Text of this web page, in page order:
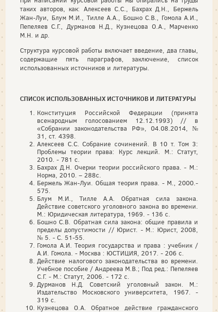
таких авторов, как: Алексеев С.С., Бахрах Д.Н., Бержель
Жан-Луи, Блум М.И., Тилле А.А., Бошно С.В., Гомола А.И.,
Пепеляев С.Г., Дурманов Н.Д., Кузнецова О.А., Марченко
М.Н. и др.
Структура курсовой работы включает введение, два главы,
содержащие пять параграфов, заключение, список
использованных источников и литературы.
СПИСОК ИСПОЛЬЗОВАННЫХ ИСТОЧНИКОВ И ЛИТЕРАТУРЫ
Конституция Российской Федерации (принята
всенародным голосованием 12.12.1993) // в
«Собрании законодательства РФ», 04.08.2014, №
31, ст. 4398.
Алексеев С.С. Собрание сочинений. В 10 т. Том 3:
Проблемы теории права: Курс лекций. М.: Статут,
2010. - 781 с.
Бахрах Д.Н. Очерки теории российского права. - М.:
Норма, 2010. – 288с.
Бержель Жан-Луи. Общая теория права. - М., 2000.-
575.
Блум М.И., Тилле А.А. Обратная сила закона.
Действие советского уголовного закона во времени.
М.: Юридическая литература, 1969. - 136 c.
Бошно С.В. Обратная сила закона: общие правила и
пределы допустимости // Юрист. - М.: Юрист, 2008,
№ 5. - С. 51-55.
Гомола А.И. Теория государства и права : учебник /
А.И. Гомола. - Москва : ЮСТИЦИЯ, 2017. - 206 с.
Действие налогового законодательства во времени.
Учебное пособие / Андреева М.В.; Под ред.: Пепеляев
С.Г. - М.: Статут, 2006. - 172 c.
Дурманов Н.Д. Советский уголовный закон. М.:
Издательство Московского университета, 1967. -
319 с.
Кузнецова О.А. Обратное действие гражданского